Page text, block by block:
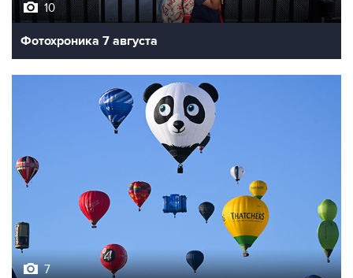
10
Фотохроника 7 августа
7